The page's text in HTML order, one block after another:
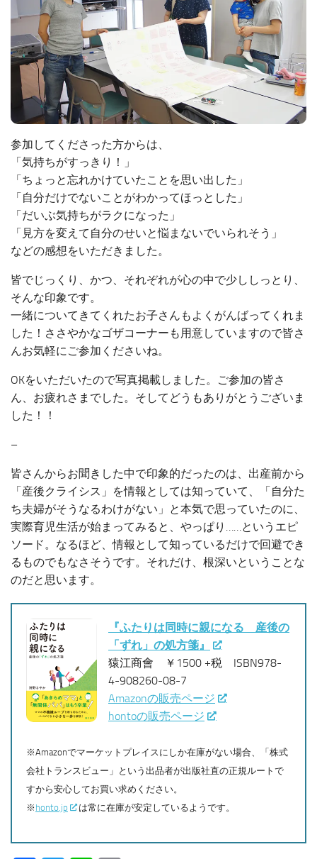
参加してくださった方からは、
「気持ちがすっきり！」
「ちょっと忘れかけていたことを思い出した」
「自分だけでないことがわかってほっとした」
「だいぶ気持ちがラクになった」
「見方を変えて自分のせいと悩まないでいられそう」
などの感想をいただきました。
皆でじっくり、かつ、それぞれが心の中で少ししっとり、
そんな印象です。
一緒についてきてくれたお子さんもよくがんばってくれま
した！ささやかなゴザコーナーも用意していますので皆さ
んお気軽にご参加くださいね。
OKをいただいたので写真掲載しました。ご参加の皆さ
ん、お疲れさまでした。そしてどうもありがとうございま
した！！
–
皆さんからお聞きした中で印象的だったのは、出産前から
「産後クライシス」を情報としては知っていて、「自分た
ち夫婦がそうなるわけがない」と本気で思っていたのに、
実際育児生活が始まってみると、やっぱり……というエピ
ソード。なるほど、情報として知っているだけで回避でき
るものでもなさそうです。それだけ、根深いということな
のだと思います。
『ふたりは同時に親になる 産後の
「ずれ」の処方箋』
猿江商會 ￥1500 +税 ISBN978-
4-908260-08-7
Amazonの販売ページ
hontoの販売ページ
※Amazonでマーケットプレイスにしか在庫がない場合、「株式
会社トランスビュー」という出品者が出版社直の正規ルートで
すから安心してお買い求めください。
※ honto.jp は常に在庫が安定しているようです。